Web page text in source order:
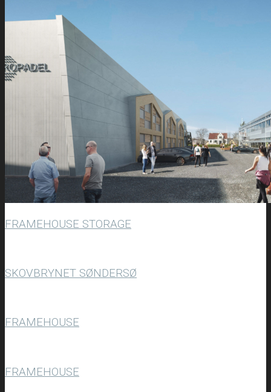
FRAMEHOUSE STORAGE
SKOVBRYNET SØNDERSØ
FRAMEHOUSE
FRAMEHOUSE